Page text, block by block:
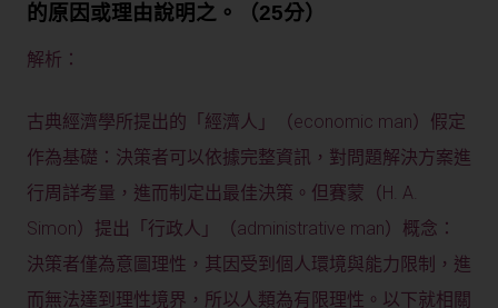
的原因或理由說明之。（25分）
解析：
古典經濟學所提出的「經濟人」（economic man）假定
作為基礎：決策者可以依據完整資訊，對問題解決方案進
行周詳考量，進而制定出最佳決策。但賽蒙（H. A.
Simon）提出「行政人」（administrative man）概念：
決策者僅為意圖理性，其因受到個人環境與能力限制，進
而無法達到理性境界，所以人類為有限理性。以下就相關